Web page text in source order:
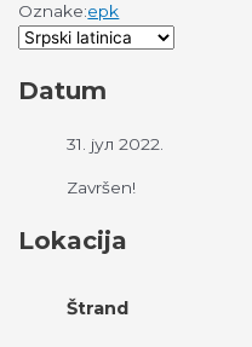
Oznake:epk
Datum
31. јул 2022.
Završen!
Lokacija
Štrand